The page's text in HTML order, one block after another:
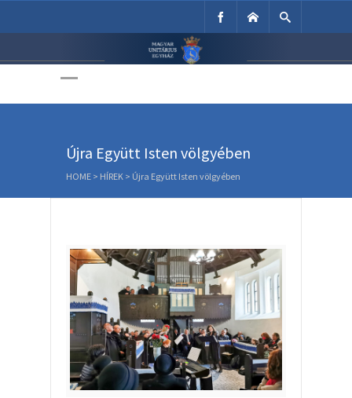
Unitárius Egyház
Újra Együtt Isten völgyében
HOME > HÍREK > Újra Együtt Isten völgyében